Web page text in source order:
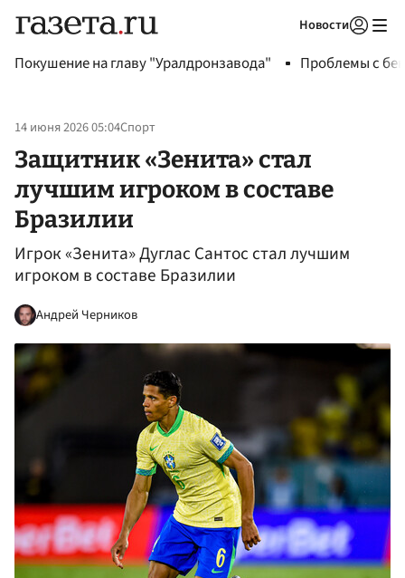
Новости
Покушение на главу "Уралдронзавода" Проблемы с
14 июня 2026 05:04Спорт
Защитник «Зенита» стал
лучшим игроком в составе
Бразилии
Игрок «Зенита» Дуглас Сантос стал лучшим
игроком в составе Бразилии
Андрей Черников